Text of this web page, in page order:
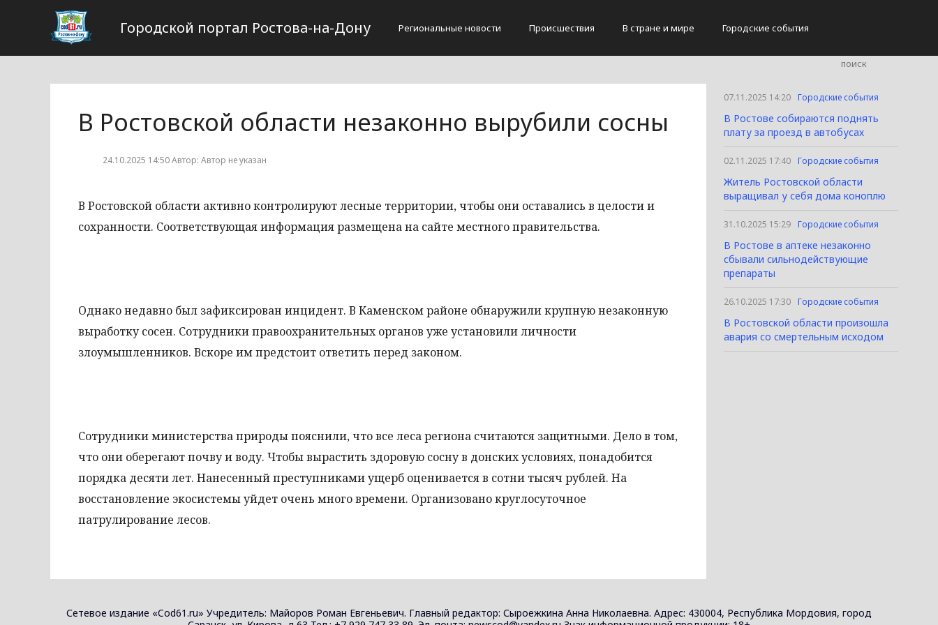
Городской портал Ростова-на-Дону Региональные новости Происшествия В стране и мире Городские события
В Ростовской области незаконно вырубили сосны
24.10.2025 14:50 Автор: Автор не указан
В Ростовской области активно контролируют лесные территории, чтобы они оставались в целости и
сохранности. Соответствующая информация размещена на сайте местного правительства.
Однако недавно был зафиксирован инцидент. В Каменском районе обнаружили крупную незаконную
выработку сосен. Сотрудники правоохранительных органов уже установили личности
злоумышленников. Вскоре им предстоит ответить перед законом.
Сотрудники министерства природы пояснили, что все леса региона считаются защитными. Дело в том,
что они оберегают почву и воду. Чтобы вырастить здоровую сосну в донских условиях, понадобится
порядка десяти лет. Нанесенный преступниками ущерб оценивается в сотни тысяч рублей. На
восстановление экосистемы уйдет очень много времени. Организовано круглосуточное
патрулирование лесов.
07.11.2025 14:20 Городские события
В Ростове собираются поднять
плату за проезд в автобусах
02.11.2025 17:40 Городские события
Житель Ростовской области
выращивал у себя дома коноплю
31.10.2025 15:29 Городские события
В Ростове в аптеке незаконно
сбывали сильнодействующие
препараты
26.10.2025 17:30 Городские события
В Ростовской области произошла
авария со смертельным исходом
Сетевое издание «Cod61.ru» Учредитель: Майоров Роман Евгеньевич. Главный редактор: Сыроежкина Анна Николаевна. Адрес: 430004, Республика Мордовия, город